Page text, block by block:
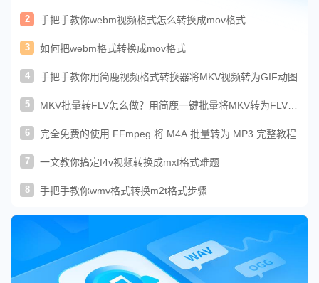
2 手把手教你webm视频格式怎么转换成mov格式
3 如何把webm格式转换成mov格式
4 手把手教你用简鹿视频格式转换器将MKV视频转为GIF动图
5
MKV批量转FLV怎么做？用简鹿一键批量将MKV转为FLV格
6 完全免费的使用 FFmpeg 将 M4A 批量转为 MP3 完整教程
7 一文教你搞定f4v视频转换成mxf格式难题
8 手把手教你wmv格式转换m2t格式步骤